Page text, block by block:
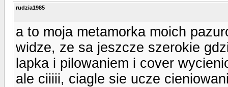
rudzia1985
a to moja metamorka moich
widze, ze sa jeszcze szerokie
lapka i pilowaniem i cover
ale ciiiii, ciagle sie ucze